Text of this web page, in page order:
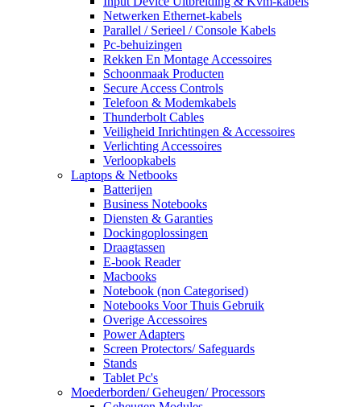
Netwerken Ethernet-kabels
Parallel / Serieel / Console Kabels
Pc-behuizingen
Rekken En Montage Accessoires
Schoonmaak Producten
Secure Access Controls
Telefoon & Modemkabels
Thunderbolt Cables
Veiligheid Inrichtingen & Accessoires
Verlichting Accessoires
Verloopkabels
Laptops & Netbooks
Batterijen
Business Notebooks
Diensten & Garanties
Dockingoplossingen
Draagtassen
E-book Reader
Macbooks
Notebook (non Categorised)
Notebooks Voor Thuis Gebruik
Overige Accessoires
Power Adapters
Screen Protectors/ Safeguards
Stands
Tablet Pc's
Moederborden/ Geheugen/ Processors